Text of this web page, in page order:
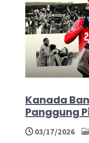
Kanada
Panggung
03/17/2026